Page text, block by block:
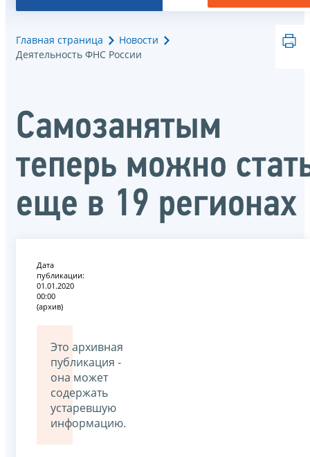
Главная страница
Новости
Деятельность ФНС России
Самозанятым
теперь можно
еще в 19 регионах
Дата
публикации:
01.01.2020
00:00
(архив)
Это архивная
публикация -
она может
содержать
устаревшую
информацию.